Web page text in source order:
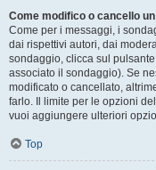
Come modifico o cancello
Come per i messaggi, i
dai rispettivi autori, dai
sondaggio, clicca sul pulsante
associato il sondaggio). Se
modificato o cancellato,
farlo. Il limite per le opzioni
vuoi aggiungere ulteriori
Top